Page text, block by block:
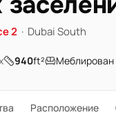
2 · Dubai South
940ft² Меблирован
Расположение